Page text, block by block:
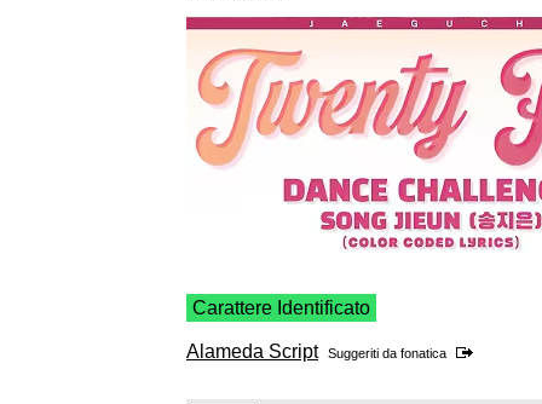
Carattere Identificato
Alameda Script Suggeriti da fonatica